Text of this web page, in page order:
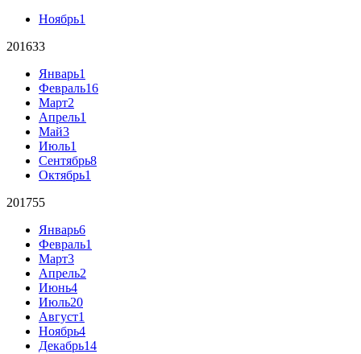
Ноябрь1
201633
Январь1
Февраль16
Март2
Апрель1
Май3
Июль1
Сентябрь8
Октябрь1
201755
Январь6
Февраль1
Март3
Апрель2
Июнь4
Июль20
Август1
Ноябрь4
Декабрь14